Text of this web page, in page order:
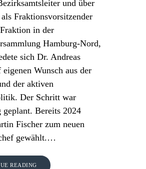
und über
Fraktionsvorsitzender
in der
Hamburg-Nord,
sich Dr. Andreas
eigenen Wunsch aus der
der aktiven
Der Schritt war
Bereits 2024
Fischer zum neuen
gewählt.…
READING